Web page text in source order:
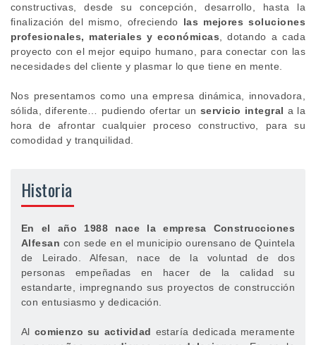
constructivas, desde su concepción, desarrollo, hasta la
finalización del mismo, ofreciendo las mejores soluciones
profesionales, materiales y económicas , dotando a cada
proyecto con el mejor equipo humano, para conectar con las
necesidades del cliente y plasmar lo que tiene en mente.
Nos presentamos como una empresa dinámica, innovadora,
sólida, diferente… pudiendo ofertar unservicio integral a la
hora de afrontar cualquier proceso constructivo, para su
comodidad y tranquilidad.
Historia
En el año 1988 nace la empresa Construcciones
Alfesan con sede en el municipio ourensano de Quintela
de Leirado. Alfesan, nace de la voluntad de dos
personas empeñadas en hacer de la calidad su
estandarte, impregnando sus proyectos de construcción
con entusiasmo y dedicación.
Al comienzo su actividad estaría dedicada meramente